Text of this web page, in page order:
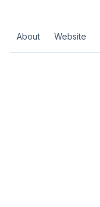
About Website